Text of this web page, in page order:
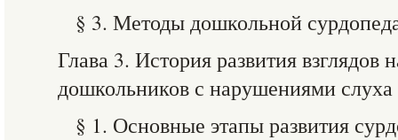
§ 3. Методы дошкольной
Глава 3. История развития взглядов
дошкольников с нарушениями слуха
§ 1. Основные этапы развития